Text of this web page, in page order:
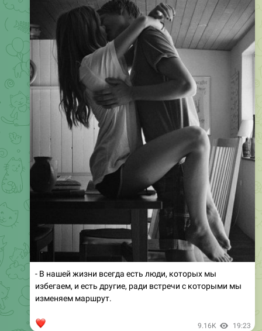
- В нашей жизни всегда есть люди, которых мы
избегаем, и есть другие, ради встречи с которыми мы
изменяем маршрут.
9.16K 19:23